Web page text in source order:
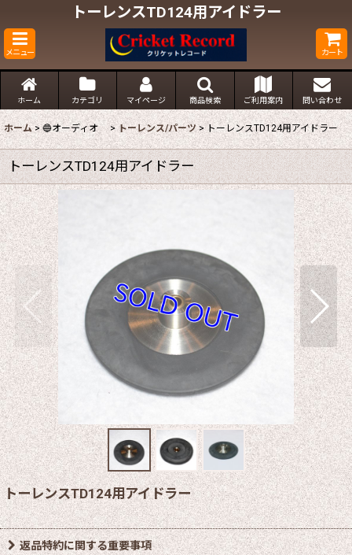
トーレンスTD124用アイドラー
メニュー カート
ホーム カテゴリ マイページ 商品検索 ご利用案内 問い合わせ
ホーム > 🔵オーディオ > トーレンス/パーツ > トーレンスTD124用アイドラー
トーレンスTD124用アイドラー
トーレンスTD124用アイドラー
返品特約に関する重要事項